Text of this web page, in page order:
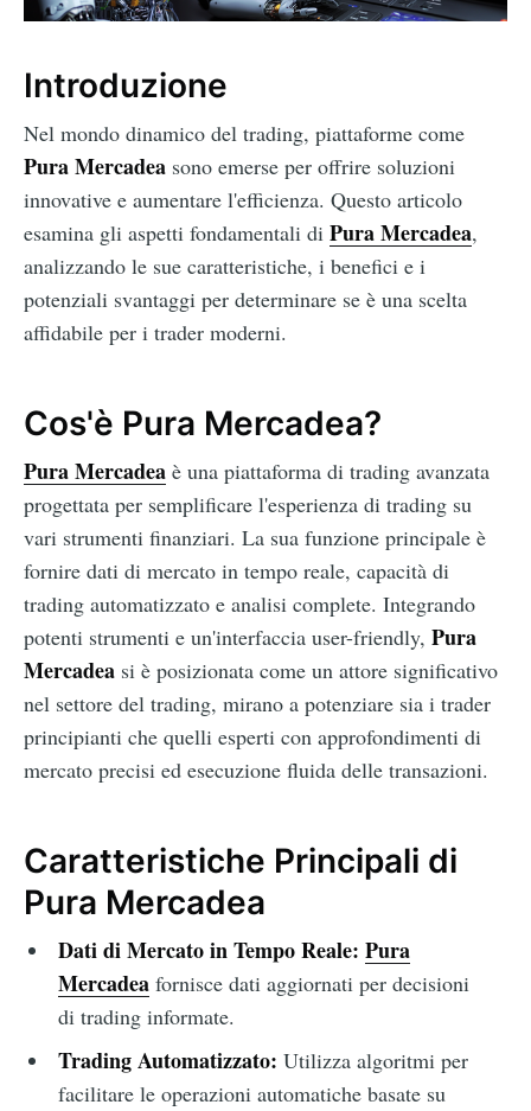
Introduzione
Nel mondo dinamico del trading, piattaforme come
Pura Mercadea sono emerse per offrire soluzioni
innovative e aumentare l'efficienza. Questo articolo
esamina gli aspetti fondamentali di Pura Mercadea,
analizzando le sue caratteristiche, i benefici e i
potenziali svantaggi per determinare se è una scelta
affidabile per i trader moderni.
Cos'è Pura Mercadea?
Pura Mercadea è una piattaforma di trading avanzata
progettata per semplificare l'esperienza di trading su
vari strumenti finanziari. La sua funzione principale è
fornire dati di mercato in tempo reale, capacità di
trading automatizzato e analisi complete. Integrando
potenti strumenti e un'interfaccia user-friendly, Pura
Mercadea si è posizionata come un attore significativo
nel settore del trading, mirano a potenziare sia i trader
principianti che quelli esperti con approfondimenti di
mercato precisi ed esecuzione fluida delle transazioni.
Caratteristiche Principali di
Pura Mercadea
Dati di Mercato in Tempo Reale: Pura
Mercadeafornisce dati aggiornati per decisioni
di trading informate.
Trading Automatizzato: Utilizza algoritmi per
facilitare le operazioni automatiche basate su